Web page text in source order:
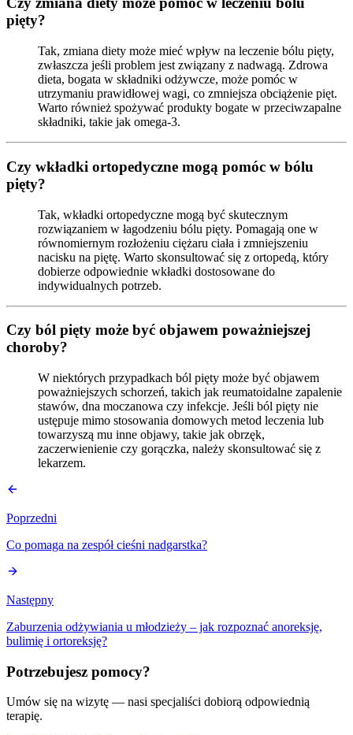
pięty?
Tak, zmiana diety może mieć wpływ na leczenie bólu pięty,
zwłaszcza jeśli problem jest związany z nadwagą. Zdrowa
dieta, bogata w składniki odżywcze, może pomóc w
utrzymaniu prawidłowej wagi, co zmniejsza obciążenie pięt.
Warto również spożywać produkty bogate w przeciwzapalne
składniki, takie jak omega-3.
Czy wkładki ortopedyczne mogą pomóc w bólu
pięty?
Tak, wkładki ortopedyczne mogą być skutecznym
rozwiązaniem w łagodzeniu bólu pięty. Pomagają one w
równomiernym rozłożeniu ciężaru ciała i zmniejszeniu
nacisku na piętę. Warto skonsultować się z ortopedą, który
dobierze odpowiednie wkładki dostosowane do
indywidualnych potrzeb.
Czy ból pięty może być objawem poważniejszej
choroby?
W niektórych przypadkach ból pięty może być objawem
poważniejszych schorzeń, takich jak reumatoidalne zapalenie
stawów, dna moczanowa czy infekcje. Jeśli ból pięty nie
ustępuje mimo stosowania domowych metod leczenia lub
towarzyszą mu inne objawy, takie jak obrzęk,
zaczerwienienie czy gorączka, należy skonsultować się z
lekarzem.
Poprzedni
Co pomaga na zespół cieśni nadgarstka?
Następny
Zaburzenia odżywiania u młodzieży – jak rozpoznać anoreksję,
bulimię i ortoreksję?
Potrzebujesz pomocy?
Umów się na wizytę — nasi specjaliści dobiorą odpowiednią
terapię.